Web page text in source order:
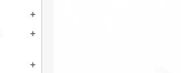
add
add
add